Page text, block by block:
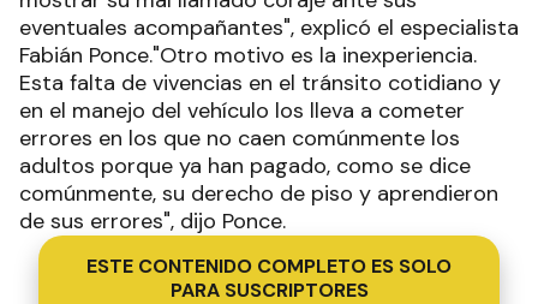
eventuales acompañantes", explicó el especialista
Fabián Ponce."Otro motivo es la inexperiencia.
Esta falta de vivencias en el tránsito cotidiano y
en el manejo del vehículo los lleva a cometer
errores en los que no caen comúnmente los
adultos porque ya han pagado, como se dice
comúnmente, su derecho de piso y aprendieron
de sus errores", dijo Ponce.
ESTE CONTENIDO COMPLETO ES SOLO
PARA SUSCRIPTORES